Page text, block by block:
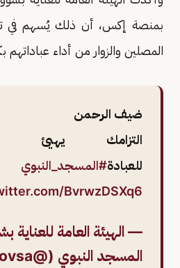
بمنصة إكس، أن ذلك يُسهم في
المصلين والزوار من أداء
ضيف الرحمن
التزامك يهيئ
للعبادة#المسجد_النبوي
BvrwzDSXq6
— الهيئة العامة للعناية
المسجد النبوي (@wmngovsa)